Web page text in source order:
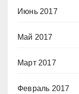
Июнь 2017
Май 2017
Март 2017
Февраль 2017